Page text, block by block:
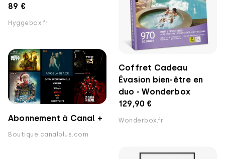
89 €
Hyggebox.fr
Coffret Cadeau
Évasion bien-être en
duo - Wonderbox
129,90 €
Wonderbox.fr
Abonnement à Canal +
Boutique.canalplus.com